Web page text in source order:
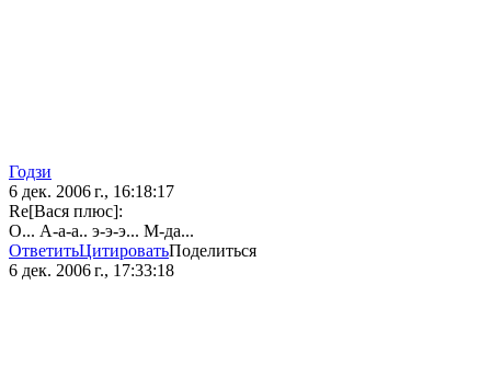
Годзи
6 дек. 2006 г., 16:18:17
Re[Вася плюс]:
О... А-а-а.. э-э-э... М-да...
ОтветитьЦитироватьПоделиться
6 дек. 2006 г., 17:33:18